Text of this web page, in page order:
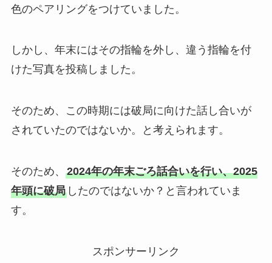
色のペアリングをつけていました。
しかし、年末にはその指輪を外し、違う指輪を付
けた写真を投稿しました。
そのため、この時期には破局に向けた話し合いが
されていたのではないか。と考えられます。
そのため、 2024年の年末ごろ話合いを行い、2025
年頭に破局したのではないか？と言われていま
す。
スポンサーリンク